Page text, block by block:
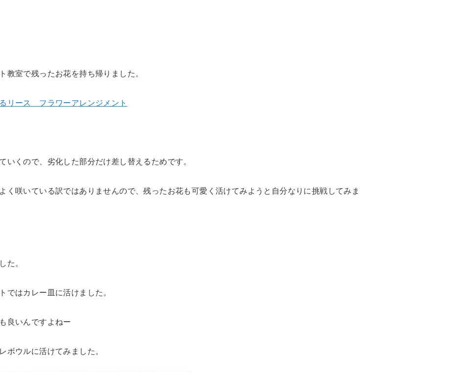
教室で残ったお花を持ち帰りました。
リース フラワーアレンジメント
いくので、劣化した部分だけ差し替えるためです。
く咲いている訳ではありませんので、残ったお花も可愛く活けてみようと自分なりに挑戦してみま
た。
ではカレー皿に活けました。
良いんですよねー
ボウルに活けてみました。